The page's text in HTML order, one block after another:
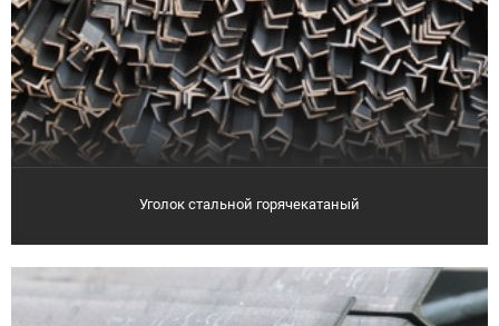
Уголок стальной горячекатаный